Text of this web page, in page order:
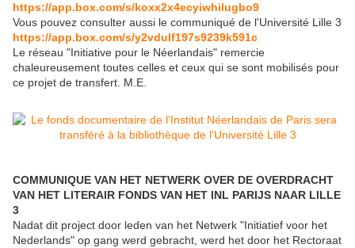
https://app.box.com/s/koxx2x4ecyiwhilugbo9
Vous pouvez consulter aussi le communiqué de l'Université Lille 3
https://app.box.com/s/y2vdulf197s9239k591c
Le réseau "Initiative pour le Néerlandais" remercie
chaleureusement toutes celles et ceux qui se sont mobilisés pour
ce projet de transfert. M.E.
COMMUNIQUE VAN HET NETWERK OVER DE OVERDRACHT
VAN HET LITERAIR FONDS VAN HET INL PARIJS NAAR LILLE
3
Nadat dit project door leden van het Netwerk "Initiatief voor het
Nederlands" op gang werd gebracht, werd het door het Rectoraat